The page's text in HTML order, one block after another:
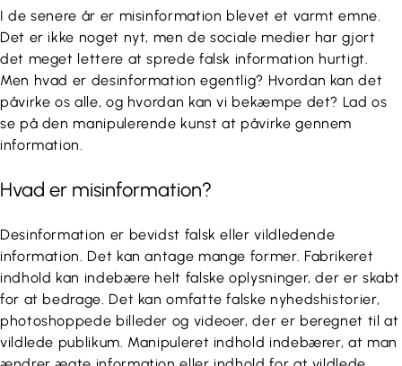
I de senere år er misinformation blevet et varmt emne.
Det er ikke noget nyt, men de sociale medier har gjort
det meget lettere at sprede falsk information hurtigt.
Men hvad er desinformation egentlig? Hvordan kan det
påvirke os alle, og hvordan kan vi bekæmpe det? Lad os
se på den manipulerende kunst at påvirke gennem
information.
Hvad er misinformation?
Desinformation er bevidst falsk eller vildledende
information. Det kan antage mange former. Fabrikeret
indhold kan indebære helt falske oplysninger, der er skabt
for at bedrage. Det kan omfatte falske nyhedshistorier,
photoshoppede billeder og videoer, der er beregnet til at
vildlede publikum. Manipuleret indhold indebærer, at man